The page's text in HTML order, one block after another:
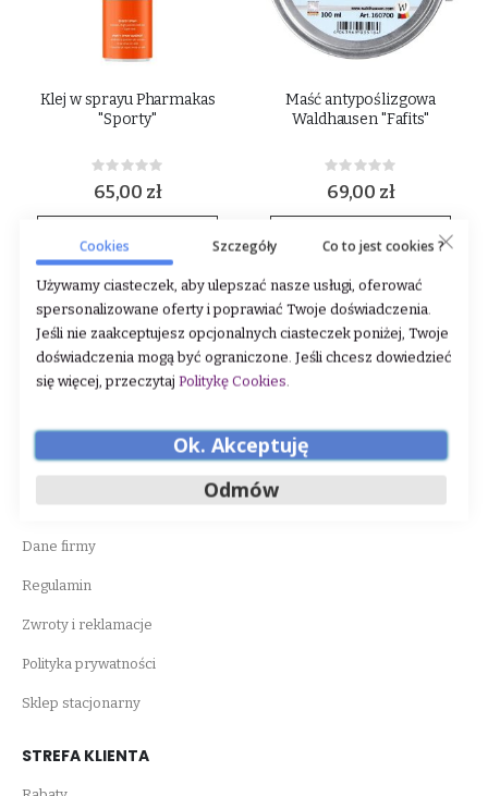
Klej w sprayu Pharmakas
"Sporty"
Rating:
0%
65,00 zł
DODAJ DO KOSZYKA
Maść antypoślizgowa
Waldhausen "Fafits"
Rating:
0%
69,00 zł
DODAJ DO KOSZYKA
WAŻNE INFORMACJE
O nas
Dane firmy
Regulamin
Zwroty i reklamacje
Polityka prywatności
Sklep stacjonarny
STREFA KLIENTA
Cookies Szczegóły Co to jest cookies ?
Używamy ciasteczek, aby ulepszać nasze usługi, oferować
spersonalizowane oferty i poprawiać Twoje doświadczenia.
Jeśli nie zaakceptujesz opcjonalnych ciasteczek poniżej, Twoje
doświadczenia mogą być ograniczone. Jeśli chcesz dowiedzieć
się więcej, przeczytaj Politykę Cookies.
Ok. Akceptuję
Odmów